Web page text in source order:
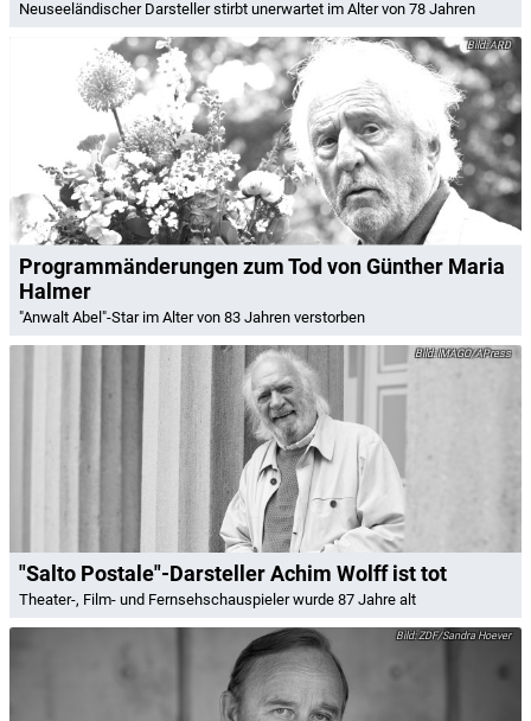
Neuseeländischer Darsteller stirbt unerwartet im Alter von 78 Jahren
ARD
Programmänderungen zum Tod von Günther Maria
Halmer
"Anwalt Abel"-Star im Alter von 83 Jahren verstorben
IMAGO/APress
"Salto Postale"-Darsteller Achim Wolff ist tot
Theater-, Film- und Fernsehschauspieler wurde 87 Jahre alt
ZDF/Sandra Hoever